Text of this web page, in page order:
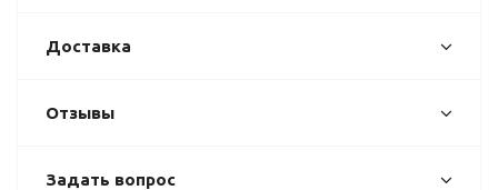
Доставка
Отзывы
Задать вопрос